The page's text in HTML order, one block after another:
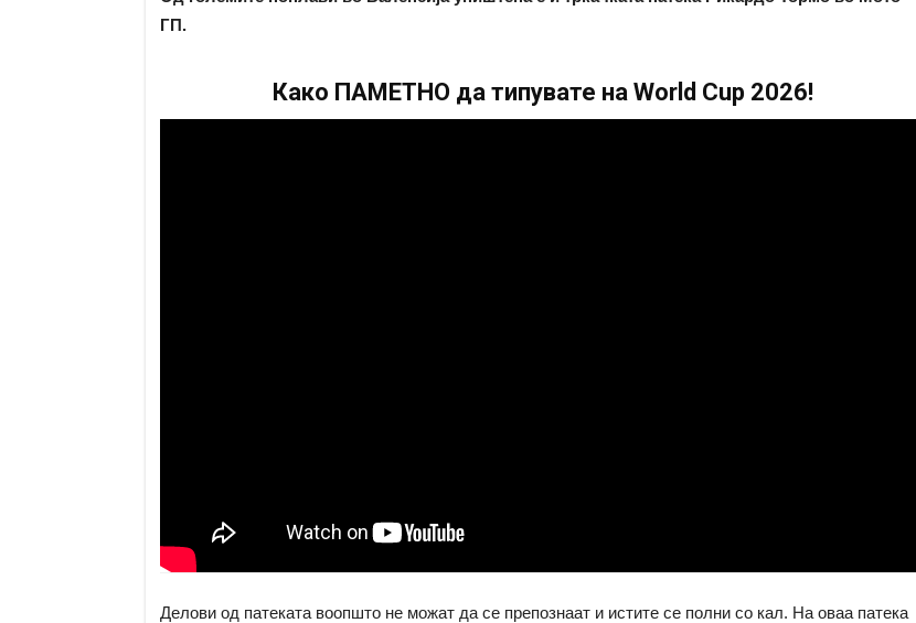
ГП.
Како ПАМЕТНО да типувате на World Cup 2026!
Делови од патеката воопшто не можат да се препознаат и истите се полни со кал. На оваа патека